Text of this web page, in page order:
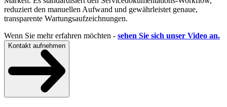
reduziert den manuellen Aufwand und gewährleistet genaue,
transparente Wartungsaufzeichnungen.
Wenn Sie mehr erfahren möchten - sehen Sie sich unser Video an.
Kontakt aufnehmen